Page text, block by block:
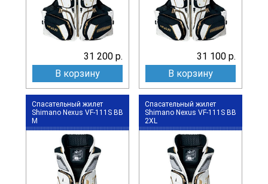
31 200 р.
В корзину
31 100 р.
В корзину
Спасательный жилет
Shimano Nexus VF-111S BB
M
Спасательный жилет
Shimano Nexus VF-111S BB
2XL